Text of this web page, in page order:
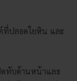
ที่ปลอดใยหิน และ
ดทับด้านหน้าและ